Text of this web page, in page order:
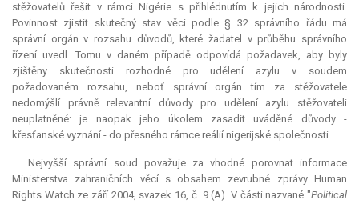
stěžovatelů řešit v rámci Nigérie s přihlédnutím k jejich národnosti.
Povinnost zjistit skutečný stav věci podle § 32 správního řádu má
správní orgán v rozsahu důvodů, které žadatel v průběhu správního
řízení uvedl. Tomu v daném případě odpovídá požadavek, aby byly
zjištěny skutečnosti rozhodné pro udělení azylu v soudem
požadovaném rozsahu, neboť správní orgán tím za stěžovatele
nedomýšlí právněrelevantní důvody pro udělení azylu stěžovateli
neuplatněné: je naopak jeho úkolem zasadit uváděné důvody -
křesťanské vyznání - do přesného rámce reálií nigerijské společnosti.
Nejvyšší správní soud považuje za vhodné porovnat informace
Ministerstva zahraničních věcí s obsahem zevrubné zprávy Human
Rights Watch ze září 2004, svazek 16, č. 9 (A). V části nazvané "Political